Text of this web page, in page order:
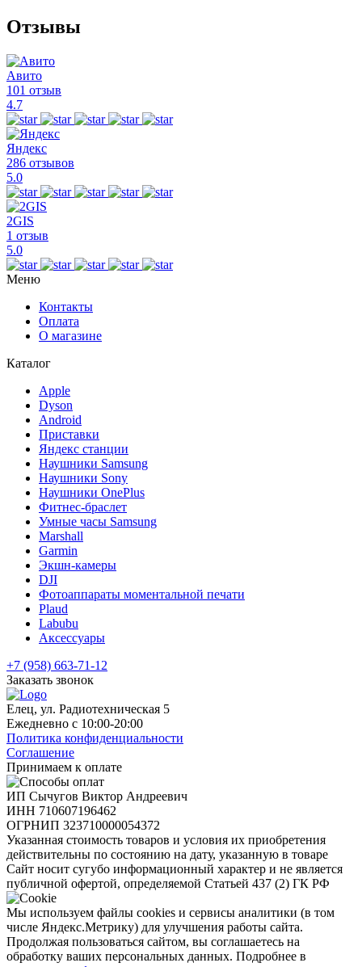
Отзывы
Авито
101 отзыв
4.7
Яндекс
286 отзывов
5.0
2GIS
1 отзыв
5.0
Меню
Контакты
Оплата
О магазине
Каталог
Apple
Dyson
Android
Приставки
Яндекс станции
Наушники Samsung
Наушники Sony
Наушники OnePlus
Фитнес-браслет
Умные часы Samsung
Marshall
Garmin
Экшн-камеры
DJI
Фотоаппараты моментальной печати
Plaud
Labubu
Аксессуары
+7 (958) 663-71-12
Заказать звонок
Елец, ул. Радиотехническая 5
Ежедневно с 10:00-20:00
Политика конфиденциальности
Соглашение
Принимаем к оплате
ИП Сычугов Виктор Андреевич
ИНН 710607196462
ОГРНИП 323710000054372
Указанная стоимость товаров и условия их приобретения
действительны по состоянию на дату, указанную в товаре
Сайт носит сугубо информационный характер и не является
публичной офертой, определяемой Статьей 437 (2) ГК РФ
Мы используем файлы cookies и сервисы аналитики (в том
числе Яндекс.Метрику) для улучшения работы сайта.
Продолжая пользоваться сайтом, вы соглашаетесь на
обработку ваших персональных данных. Подробнее в